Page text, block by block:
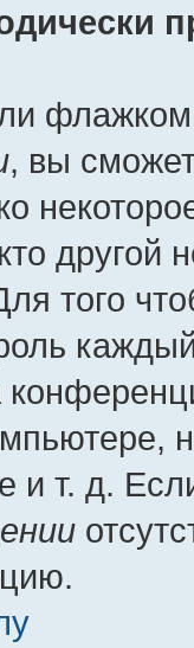
, вы
другой
того
и т. д.